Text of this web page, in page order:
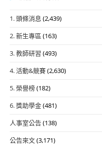
1. 頭條消息 (2,439)
2. 新生專區 (163)
3. 教師研習 (493)
4. 活動&競賽(2,630)
5. 榮譽榜(182)
6. 獎助學金(481)
人事室公告(138)
公告來文(3,171)